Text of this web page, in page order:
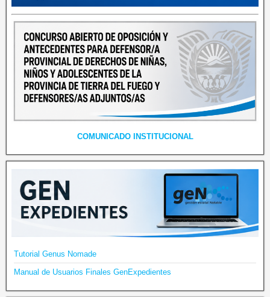
COMUNICADO INSTITUCIONAL
Tutorial Genus Nomade
Manual de Usuarios Finales GenExpedientes